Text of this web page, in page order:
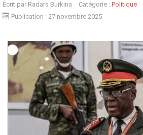
Écrit par Radars Burkina Catégorie : Politique
Publication : 27 novembre 2025